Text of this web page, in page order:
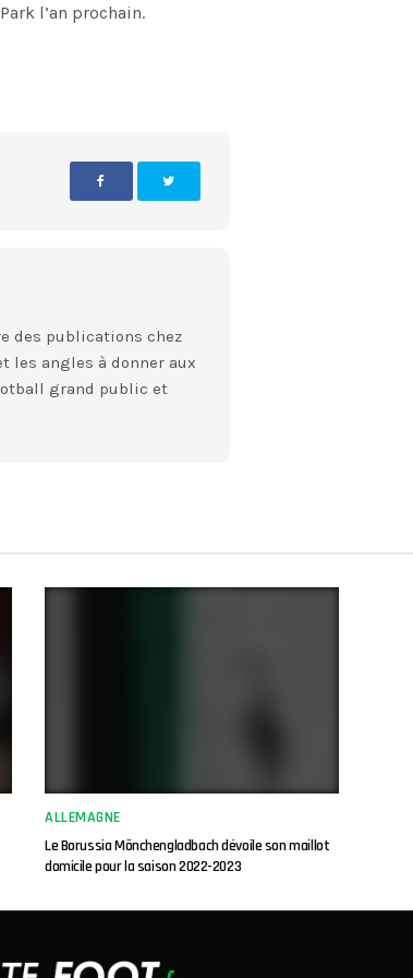
l’an prochain.
des publications chez
les angles à donner aux
grand public et
ALLEMAGNE
Le Borussia Mönchengladbach dévoile son maillot
domicile pour la saison 2022-2023